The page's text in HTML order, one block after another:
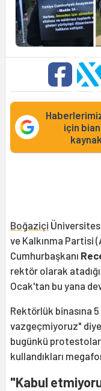
için
Boğaziçi
ve Kalkınma Partisi
Cumhurbaşkanı
rektör olarak atadığı
Ocak'tan bu yana
Rektörlük binasına
vazgeçmiyoruz"
bugünkü
kullandıkları
"Kabul